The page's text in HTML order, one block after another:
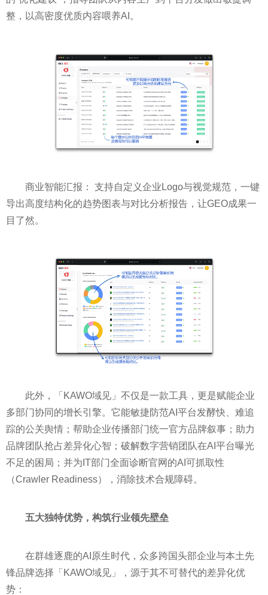
整，以高密度优质内容喂养AI。
商业智能汇报： 支持自定义企业Logo与视觉规范，一键
导出高度结构化的趋势图表与对比分析报告，让GEO成果一
目了然。
此外，「KAWO域见」不仅是一款工具，更是赋能企业
多部门协同的增长引擎。它能敏捷防范AI平台发酵快、难追
踪的公关舆情；帮助企业传播部门统一官方品牌叙事；助力
品牌团队抢占差异化心智；破解数字营销团队在AI平台曝光
不足的困局；并为IT部门全面诊断官网的AI可抓取性
（Crawler Readiness），消除技术合规障碍。
五大独特优势，构筑行业领先壁垒
在群雄逐鹿的AI原生时代，众多跨国头部企业与本土先
锋品牌选择「KAWO域见」，源于其不可替代的差异化优
势：